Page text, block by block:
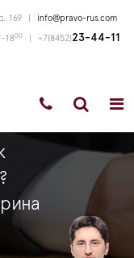
169 info@pravo-rus.com
-1800 +7(8452)23-44-11